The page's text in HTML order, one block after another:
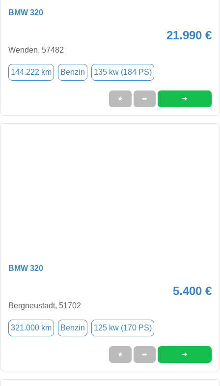
BMW 320
21.990 €
Wenden, 57482
144.222 km Benzin 135 kw (184 PS)
★ ➦ ➜
BMW 320
5.400 €
Bergneustadt, 51702
321.000 km Benzin 125 kw (170 PS)
★ ➦ ➜